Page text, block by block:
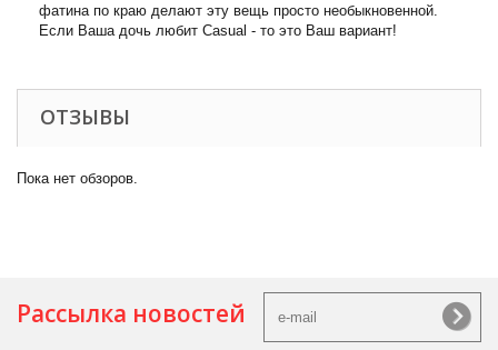
фатина по краю делают эту вещь просто необыкновенной.
Если Ваша дочь любит Casual - то это Ваш вариант!
ОТЗЫВЫ
Пока нет обзоров.
Рассылка новостей